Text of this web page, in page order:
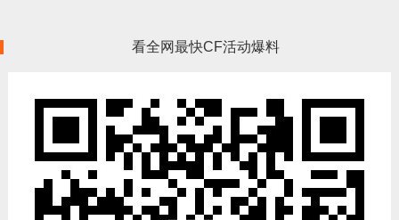
看全网最快CF活动爆料